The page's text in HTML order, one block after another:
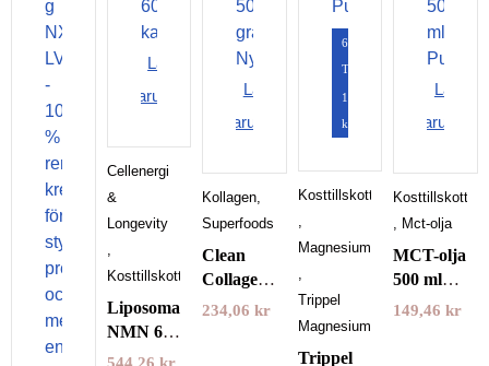
Lägg i
varukorgen
Cellenergi
&
Longevity
,
Kosttillskott
Liposomal
NMN 60
kapslar
Lägg i
varukorgen
Kollagen,
Superfoods
Clean
Collagen
500 gram
234,06kr
60
Tabletter
120
kapslar
Kosttillskott
,
Magnesium
,
Trippel
Magnesium
Trippel
Lägg i
Kosttillskott
, Mct-olja
MCT-olja
500 ml
Pureness
149,46kr